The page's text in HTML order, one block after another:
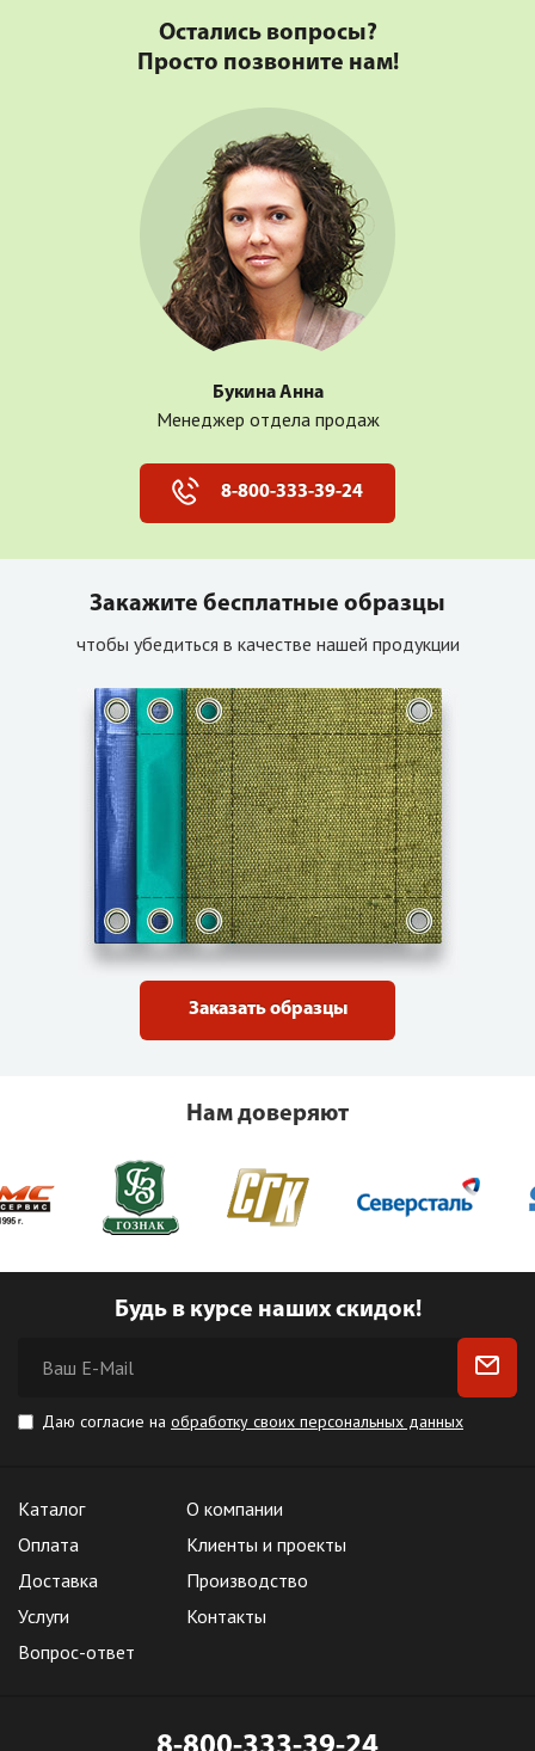
Остались вопросы?
Просто позвоните нам!
Букина Анна
Менеджер отдела продаж
8-800-333-39-24
Закажите бесплатные образцы
чтобы убедиться в качестве нашей продукции
Заказать образцы
Нам доверяют
Будь в курсе наших скидок!
Даю согласие на обработку своих персональных данных
Каталог
Оплата
Доставка
Услуги
Вопрос-ответ
О компании
Клиенты и проекты
Производство
Контакты